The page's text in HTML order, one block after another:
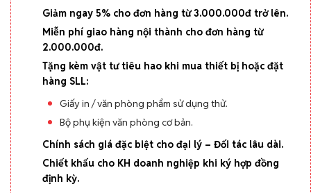
Giảm ngay 5% cho đơn hàng từ 3.000.000đ trở lên.
Miễn phí giao hàng nội thành cho đơn hàng từ
2.000.000đ.
Tặng kèm vật tư tiêu hao khi mua thiết bị hoặc đặt
hàng SLL:
Giấy in / văn phòng phẩm sử dụng thử.
Bộ phụ kiện văn phòng cơ bản.
Chính sách giá đặc biệt cho đại lý – Đối tác lâu dài.
Chiết khấu cho KH doanh nghiệp khi ký hợp đồng
định kỳ.